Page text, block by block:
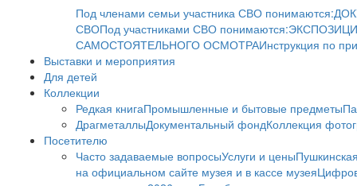
Под членами семьи участника СВО понимаются:
СВОПод участниками СВО понимаются:
САМОСТОЯТЕЛЬНОГО ОСМОТРАИнструкция по
Выставки и мероприятия
Для детей
Коллекции
Редкая книгаПромышленные и бытовые предметы
ДрагметаллыДокументальный фондКоллекция
Посетителю
Часто задаваемые вопросыУслуги и цены
на официальном сайте музея и в кассе музея